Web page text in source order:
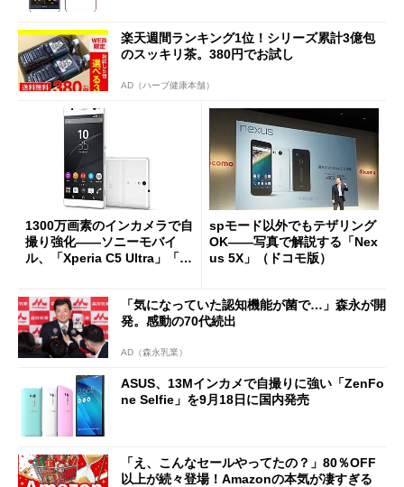
楽天週間ランキング1位！シリーズ累計3億包
のスッキリ茶。380円でお試し
AD（ハーブ健康本舗）
1300万画素のインカメラで自
撮り強化――ソニーモバイ
ル、「Xperia C5 Ultra」「X
spモード以外でもテザリング
OK――写真で解説する「Nex
us 5X」（ドコモ版）
「気になっていた認知機能が菌で…」森永が開
発。感動の70代続出
AD（森永乳業）
ASUS、13Mインカメで自撮りに強い「ZenFo
ne Selfie」を9月18日に国内発売
「え、こんなセールやってたの？」80％OFF
以上が続々登場！Amazonの本気が凄すぎる